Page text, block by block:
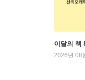
이달의 책
2026년 08